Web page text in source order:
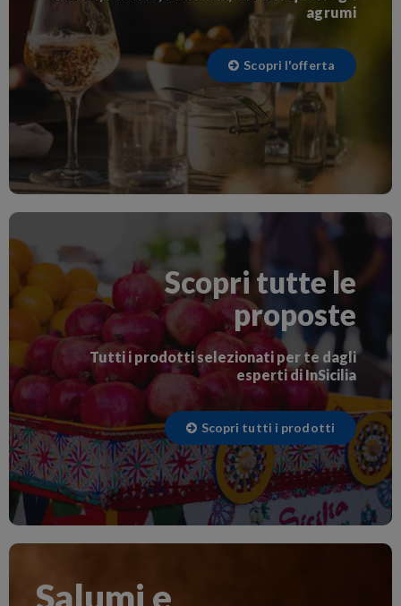
agrumi
Scopri l'offerta
Scopri tutte le
proposte
Tutti i prodotti selezionati per te dagli
esperti di InSicilia
Scopri tutti i prodotti
Salumi e